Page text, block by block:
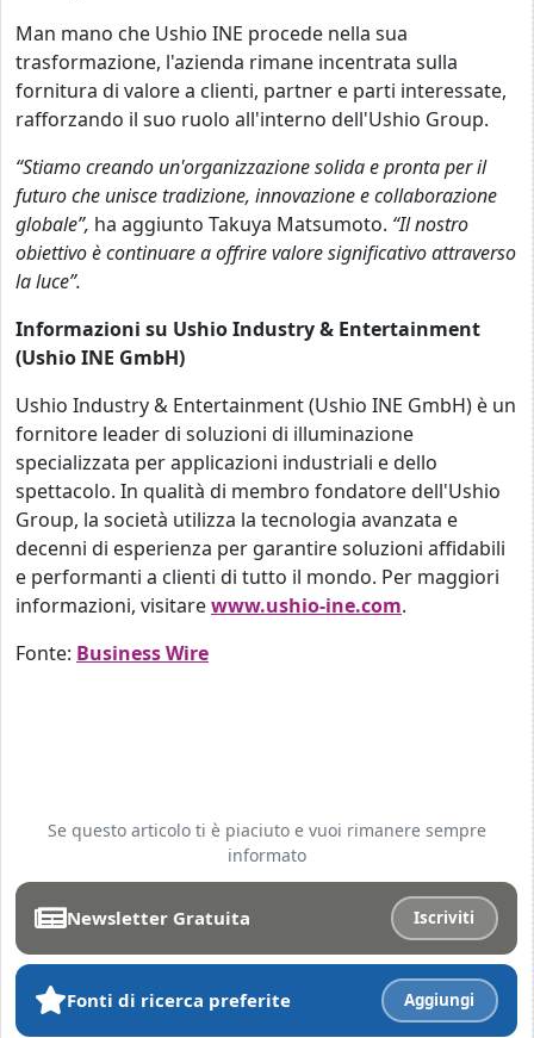
Man mano che Ushio INE procede nella sua
trasformazione, l'azienda rimane incentrata sulla
fornitura di valore a clienti, partner e parti interessate,
rafforzando il suo ruolo all'interno dell'Ushio Group.
“Stiamo creando un'organizzazione solida e pronta per il
futuro che unisce tradizione, innovazione e collaborazione
globale”, ha aggiunto Takuya Matsumoto. “Il nostro
obiettivo è continuare a offrire valore significativo attraverso
la luce”.
Informazioni su Ushio Industry & Entertainment
(Ushio INE GmbH)
Ushio Industry & Entertainment (Ushio INE GmbH) è un
fornitore leader di soluzioni di illuminazione
specializzata per applicazioni industriali e dello
spettacolo. In qualità di membro fondatore dell'Ushio
Group, la società utilizza la tecnologia avanzata e
decenni di esperienza per garantire soluzioni affidabili
e performanti a clienti di tutto il mondo. Per maggiori
informazioni, visitarewww.ushio-ine.com.
Fonte: Business Wire
Se questo articolo ti è piaciuto e vuoi rimanere sempre
informato
Newsletter Gratuita Iscriviti
Fonti di ricerca preferite Aggiungi